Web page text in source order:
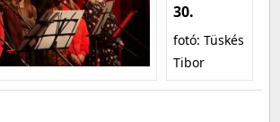
30.
fotó: Tüskés
Tibor